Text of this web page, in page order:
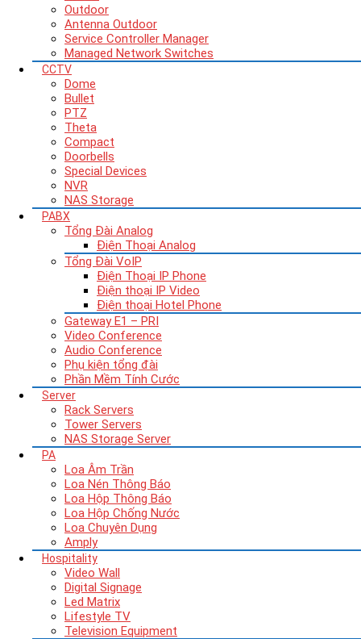
Outdoor
Antenna Outdoor
Service Controller Manager
Managed Network Switches
CCTV
Dome
Bullet
PTZ
Theta
Compact
Doorbells
Special Devices
NVR
NAS Storage
PABX
Tổng Đài Analog
Điện Thoại Analog
Tổng Đài VoIP
Điện Thoại IP Phone
Điện thoại IP Video
Điện thoại Hotel Phone
Gateway E1 – PRI
Video Conference
Audio Conference
Phụ kiện tổng đài
Phần Mềm Tính Cước
Server
Rack Servers
Tower Servers
NAS Storage Server
PA
Loa Âm Trần
Loa Nén Thông Báo
Loa Hộp Thông Báo
Loa Hộp Chống Nước
Loa Chuyên Dụng
Amply
Hospitality
Video Wall
Digital Signage
Led Matrix
Lifestyle TV
Television Equipment